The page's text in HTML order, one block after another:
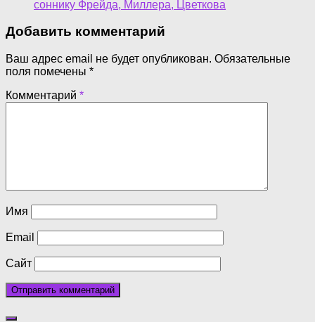
соннику Фрейда, Миллера, Цветкова
Добавить комментарий
Ваш адрес email не будет опубликован. Обязательные
поля помечены *
Комментарий *
Имя
Email
Сайт